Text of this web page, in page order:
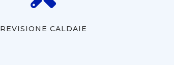
REVISIONE CALDAIE